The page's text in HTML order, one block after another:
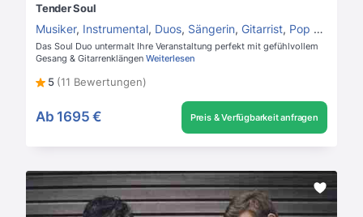
Tender Soul
Musiker, Instrumental, Duos, Sängerin, Gitarrist, Pop Duo
Das Soul Duo untermalt Ihre Veranstaltung perfekt mit gefühlvollem
Gesang & Gitarrenklängen Weiterlesen
5 (11 Bewertungen)
Ab 1695 € Preis & Verfügbarkeit anfragen